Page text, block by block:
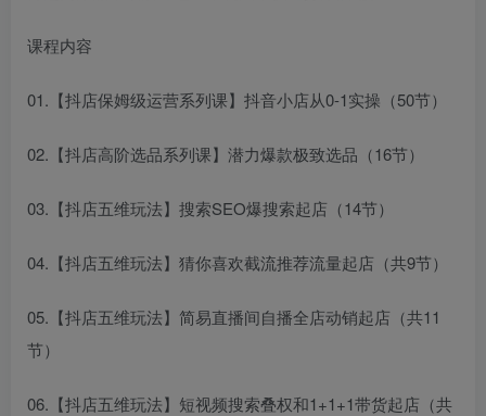
课程内容
01.【抖店保姆级运营系列课】抖音小店从0-1实操（50节）
02.【抖店高阶选品系列课】潜力爆款极致选品（16节）
03.【抖店五维玩法】搜索SEO爆搜索起店（14节）
04.【抖店五维玩法】猜你喜欢截流推荐流量起店（共9节）
05.【抖店五维玩法】简易直播间自播全店动销起店（共11
节）
06.【抖店五维玩法】短视频搜索叠权和1+1+1带货起店（共